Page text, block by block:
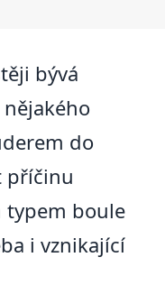
bývá
do
příčinu
typem boule
i vznikající